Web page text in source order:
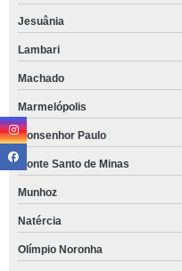
Jesuânia
Lambari
Machado
Marmelópolis
Monsenhor Paulo
Monte Santo de Minas
Munhoz
Natércia
Olímpio Noronha